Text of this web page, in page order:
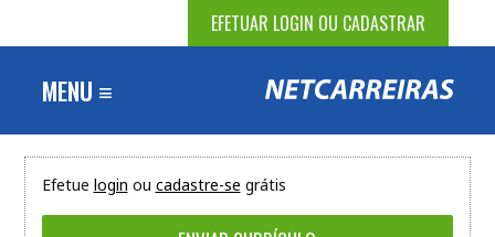
EFETUAR LOGIN OU CADASTRAR
MENU ≡
Efetue login ou cadastre-se grátis